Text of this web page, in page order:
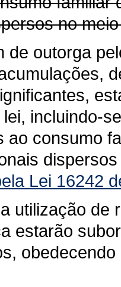
no
de outorga
incluindo-
ao consumo
Lei 16242
utilização de
estarão